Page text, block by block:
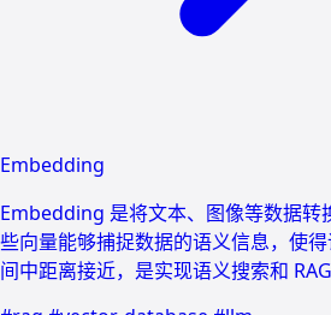
Embedding
Embedding 是将文本、图像等数据转
些向量能够捕捉数据的语义信息，使
间中距离接近，是实现语义搜索和 RAG